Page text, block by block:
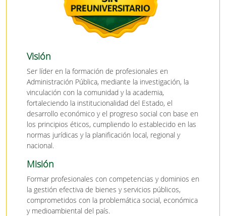
Visión
Ser líder en la formación de profesionales en
Administración Pública, mediante la investigación, la
vinculación con la comunidad y la academia,
fortaleciendo la institucionalidad del Estado, el
desarrollo económico y el progreso social con base en
los principios éticos, cumpliendo lo establecido en las
normas jurídicas y la planificación local, regional y
nacional.
Misión
Formar profesionales con competencias y dominios en
la gestión efectiva de bienes y servicios públicos,
comprometidos con la problemática social, económica
y medioambiental del país.